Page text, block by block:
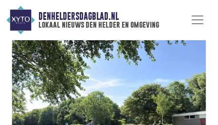
DENHELDERSDAGBLAD.NL
lokaal nieuws den helder en omgeving